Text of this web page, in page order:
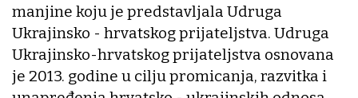
manjine koju je predstavljala Udruga
Ukrajinsko - hrvatskog prijateljstva. Udruga
Ukrajinsko-hrvatskog prijateljstva osnovana
je 2013. godine u cilju promicanja, razvitka i